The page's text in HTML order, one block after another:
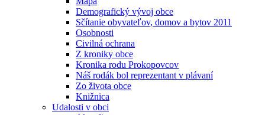
Demografický vývoj obce
Sčítanie obyvateľov, domov a bytov 2011
Osobnosti
Civilná ochrana
Z kroniky obce
Kronika rodu Prokopovcov
Náš rodák bol reprezentant v plávaní
Zo života obce
Knižnica
Udalosti v obci